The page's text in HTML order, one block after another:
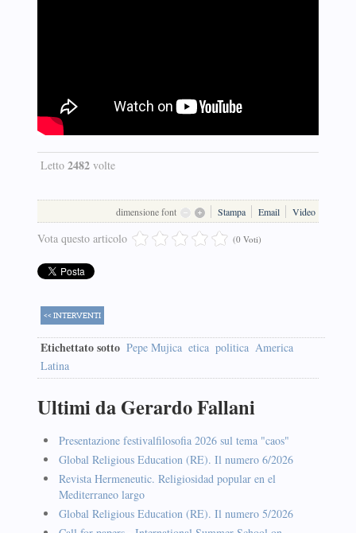
Letto 2482volte
dimensione font Stampa Email Video
Vota questo articolo (0 Voti)
<< INTERVENTI
Etichettato sotto Pepe Mujica etica politica America
Latina
Ultimi da Gerardo Fallani
Presentazione festivalfilosofia 2026 sul tema "caos"
Global Religious Education (RE). Il numero 6/2026
Revista Hermeneutic. Religiosidad popular en el
Mediterraneo largo
Global Religious Education (RE). Il numero 5/2026